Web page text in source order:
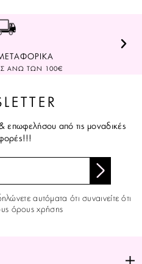
ΑΝΩ ΤΩΝ 100€
από τις μοναδικές
αυτόματα ότι συναινείτε ότι
όρους χρήσης